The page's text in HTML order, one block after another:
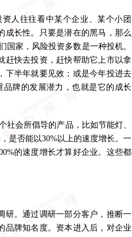
人往往看中某个企业、某个小团
成长性。只要是潜在的黑马，那么
国家，风险投资多数是一种投机。
赶快去投资，赶快帮助它上市以拿
下半年就要见效；或是今年投进去
牌的发展潜力，也就是它的成长
会所倡导的产品，比如节能灯、
是否能以30%以上的速度增长。一
的速度增长才算好企业。这些都
。通过调研一部分客户，推断一
品牌知名度。资本进入后，对企业